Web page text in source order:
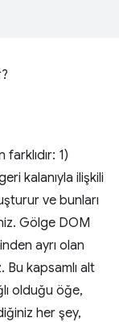
1)
kalanıyla ilişkili
ve bunları
Gölge DOM
ayrı olan
Bu kapsamlı alt
olduğu öğe,
her şey,